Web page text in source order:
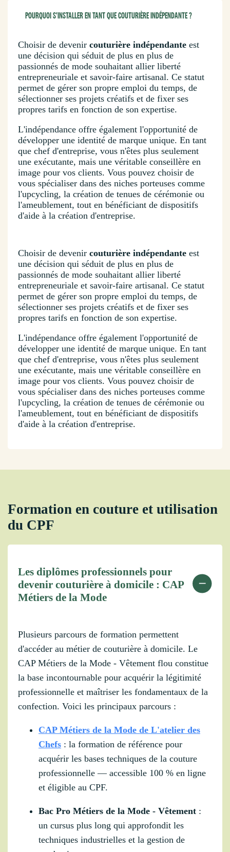
POURQUOI S'INSTALLER EN TANT QUE COUTURIÈRE INDÉPENDANTE ?
Choisir de devenir couturière indépendante est
une décision qui séduit de plus en plus de
passionnés de mode souhaitant allier liberté
entrepreneuriale et savoir-faire artisanal. Ce statut
permet de gérer son propre emploi du temps, de
sélectionner ses projets créatifs et de fixer ses
propres tarifs en fonction de son expertise.
L'indépendance offre également l'opportunité de
développer une identité de marque unique. En tant
que chef d'entreprise, vous n'êtes plus seulement
une exécutante, mais une véritable conseillère en
image pour vos clients. Vous pouvez choisir de
vous spécialiser dans des niches porteuses comme
l'upcycling, la création de tenues de cérémonie ou
l'ameublement, tout en bénéficiant de dispositifs
d'aide à la création d'entreprise.
Choisir de devenir couturière indépendante est
une décision qui séduit de plus en plus de
passionnés de mode souhaitant allier liberté
entrepreneuriale et savoir-faire artisanal. Ce statut
permet de gérer son propre emploi du temps, de
sélectionner ses projets créatifs et de fixer ses
propres tarifs en fonction de son expertise.
L'indépendance offre également l'opportunité de
développer une identité de marque unique. En tant
que chef d'entreprise, vous n'êtes plus seulement
une exécutante, mais une véritable conseillère en
image pour vos clients. Vous pouvez choisir de
vous spécialiser dans des niches porteuses comme
l'upcycling, la création de tenues de cérémonie ou
l'ameublement, tout en bénéficiant de dispositifs
d'aide à la création d'entreprise.
Formation en couture et utilisation
du CPF
Les diplômes professionnels pour
devenir couturière à domicile : CAP
Métiers de la Mode
Plusieurs parcours de formation permettent
d'accéder au métier de couturière à domicile. Le
CAP Métiers de la Mode - Vêtement flou constitue
la base incontournable pour acquérir la légitimité
professionnelle et maîtriser les fondamentaux de la
confection. Voici les principaux parcours :
CAP Métiers de la Mode de L'atelier des
Chefs : la formation de référence pour
acquérir les bases techniques de la couture
professionnelle — accessible 100 % en ligne
et éligible au CPF.
Bac Pro Métiers de la Mode - Vêtement :
un cursus plus long qui approfondit les
techniques industrielles et la gestion de